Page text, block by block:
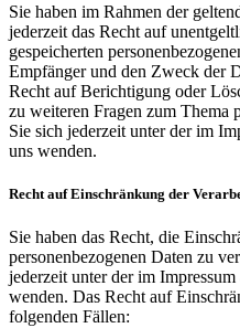
Sie haben im Rahmen der
jederzeit das Recht auf
gespeicherten
Empfänger und den Zweck der
Recht auf Berichtigung oder
zu weiteren Fragen zum Thema
Sie sich jederzeit unter der im
uns wenden.
Recht auf Einschränkung der
Sie haben das Recht, die
personenbezogenen Daten zu
jederzeit unter der im
wenden. Das Recht auf
folgenden Fällen: